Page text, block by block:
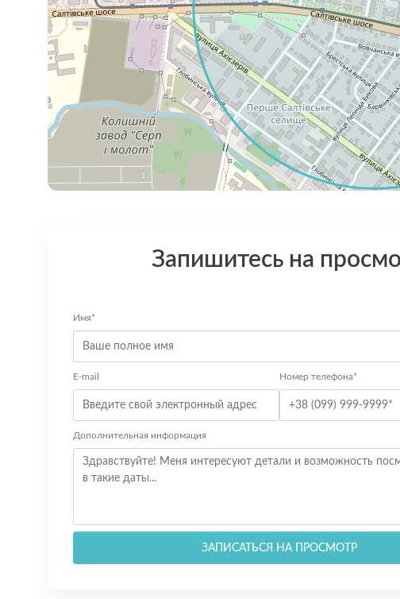
Запишитесь на
Имя*
E-mail Номер телефона*
Дополнительная информация
ЗАПИСАТЬСЯ НА ПРОСМОТР